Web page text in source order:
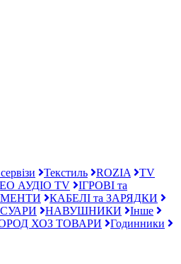
Текстиль ROZIA
TV
АУДІО TV
ІГРОВІ та
КАБЕЛІ та ЗАРЯДКИ
НАВУШНИКИ
Інше
ХОЗ ТОВАРИ
Годинники